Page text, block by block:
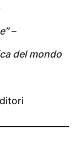
–
del mondo